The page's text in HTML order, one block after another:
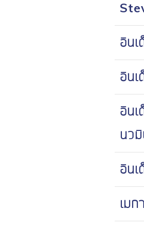
อิน
อิน
อิน
นว
อิน
เมก